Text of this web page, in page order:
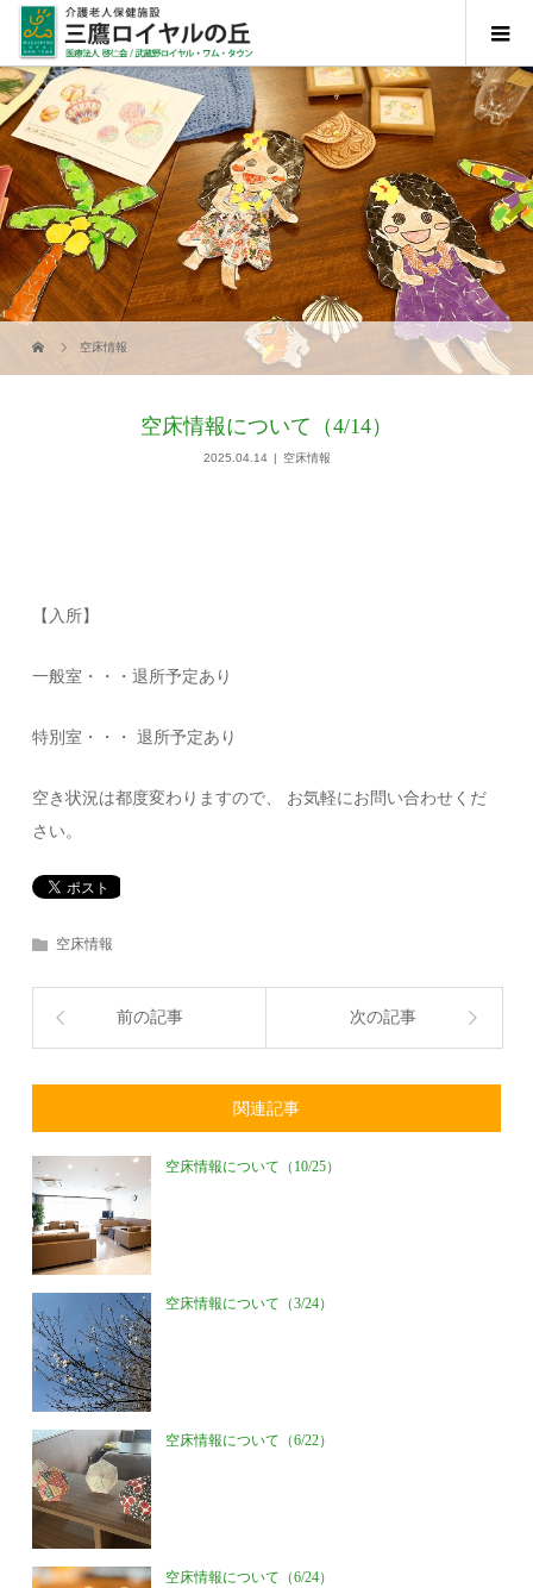
空床情報
空床情報について（4/14）
2025.04.14 空床情報
【入所】
一般室・・・退所予定あり
特別室・・・ 退所予定あり
空き状況は都度変わりますので、 お気軽にお問い合わせくだ
さい。
空床情報
前の記事 次の記事
関連記事
空床情報について（10/25）
空床情報について（3/24）
空床情報について（6/22）
空床情報について（6/24）